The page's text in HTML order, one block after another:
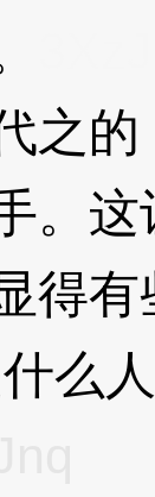
的
。
得
人